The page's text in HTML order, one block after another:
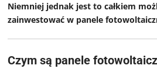
Niemniej jednak jest to całkiem
zainwestować w panele
Czym są panele